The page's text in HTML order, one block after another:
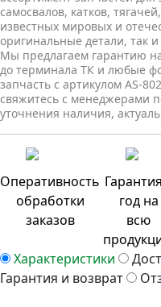
самосвалов, катков,
известных мировых и
оригинальные детали, так
Мы предлагаем гарантию
до терминала ТК и любые
запчасть с артикулом AS-
свяжитесь с менеджерами
уточнения наличия,
Оперативность
обработки
заказов
год на
всю
Характеристики
Гарантия и возврат